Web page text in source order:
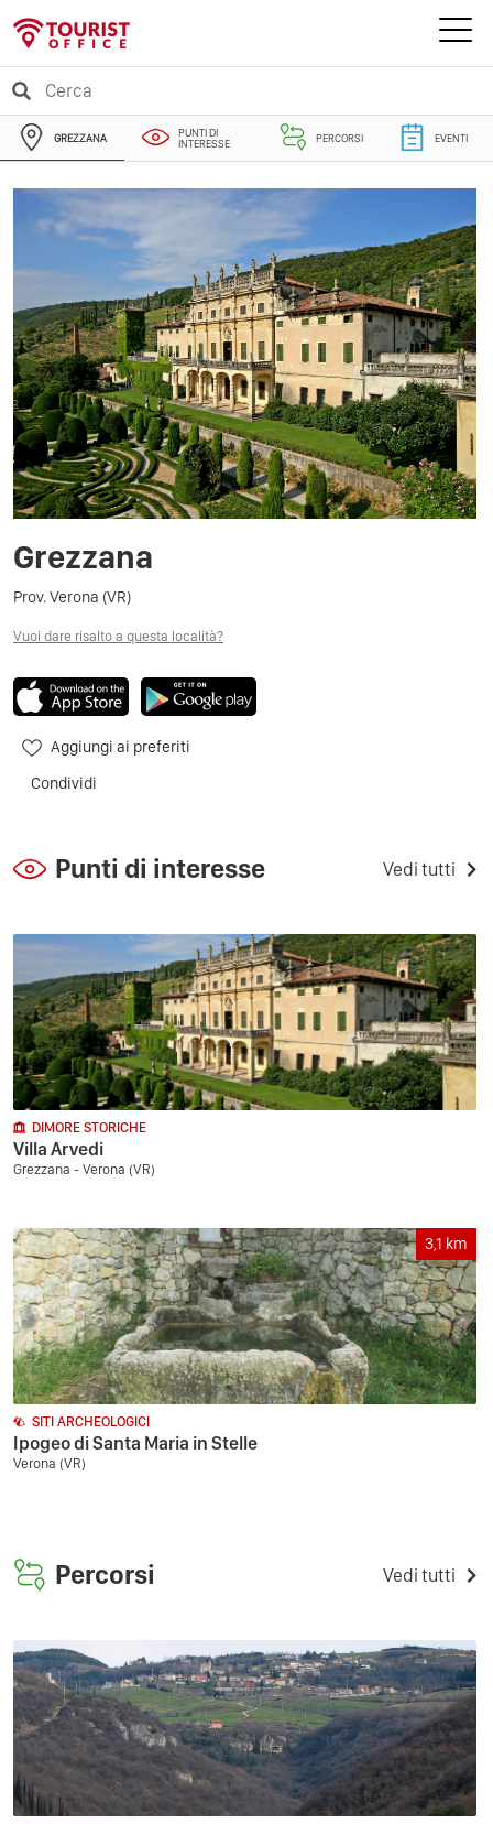
GREZZANA
PUNTI DI
INTERESSE
PERCORSI EVENTI
Grezzana
Prov. Verona (VR)
Vuoi dare risalto a questa località?
Aggiungi ai preferiti
Condividi
Punti di interesse Vedi tutti
DIMORE STORICHE
Villa Arvedi
Grezzana - Verona (VR)
3,1 km
SITI ARCHEOLOGICI
Ipogeo di Santa Maria in Stelle
Verona (VR)
Percorsi Vedi tutti